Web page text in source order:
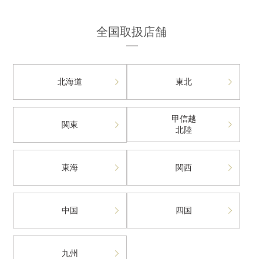
全国取扱店舗
北海道 東北
関東
甲信越
北陸
東海 関西
中国 四国
九州